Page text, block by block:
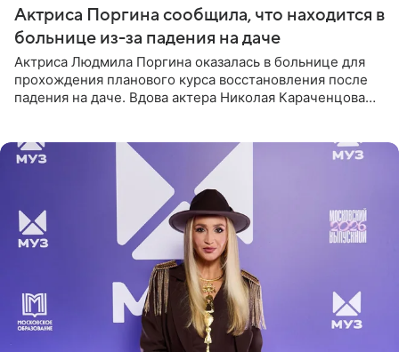
Актриса Поргина сообщила, что находится в
больнице из-за падения на даче
Актриса Людмила Поргина оказалась в больнице для
прохождения планового курса восстановления после
падения на даче. Вдова актера Николая Караченцова